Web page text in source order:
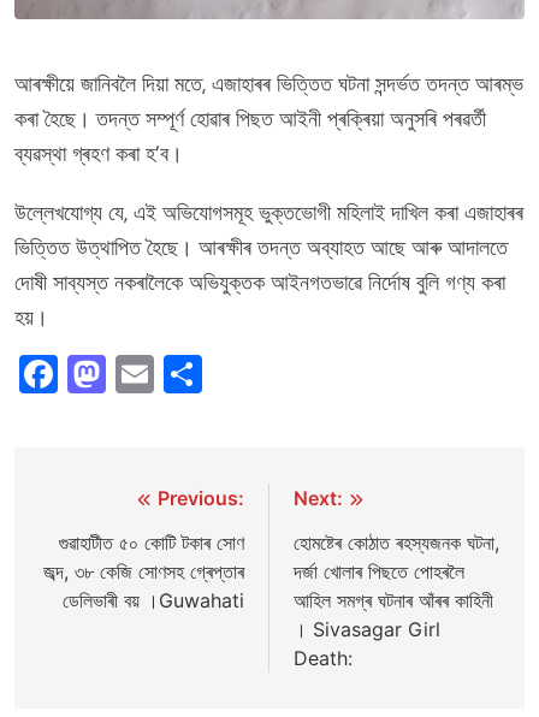
আৰক্ষীয়ে জানিবলৈ দিয়া মতে, এজাহাৰৰ ভিত্তিত ঘটনা সন্দৰ্ভত তদন্ত আৰম্ভ
কৰা হৈছে। তদন্ত সম্পূৰ্ণ হোৱাৰ পিছত আইনী প্ৰক্ৰিয়া অনুসৰি পৰৱৰ্তী
ব্যৱস্থা গ্ৰহণ কৰা হ’ব।
উল্লেখযোগ্য যে, এই অভিযোগসমূহ ভুক্তভোগী মহিলাই দাখিল কৰা এজাহাৰৰ
ভিত্তিত উত্থাপিত হৈছে। আৰক্ষীৰ তদন্ত অব্যাহত আছে আৰু আদালতে
দোষী সাব্যস্ত নকৰালৈকে অভিযুক্তক আইনগতভাৱে নিৰ্দোষ বুলি গণ্য কৰা
হয়।
Facebook
Mastodon
Email
navigation
Previous:
গুৱাহাটীত ৫০ কোটি টকাৰ সোণ
জব্দ, ৩৮ কেজি সোণসহ গ্ৰেপ্তাৰ
ডেলিভাৰী বয় ।Guwahati
Next:
হোমষ্টেৰ কোঠাত ৰহস্যজনক ঘটনা,
দৰ্জা খোলাৰ পিছতে পোহৰলৈ
আহিল সমগ্ৰ ঘটনাৰ আঁৰৰ কাহিনী
। Sivasagar Girl
Death: